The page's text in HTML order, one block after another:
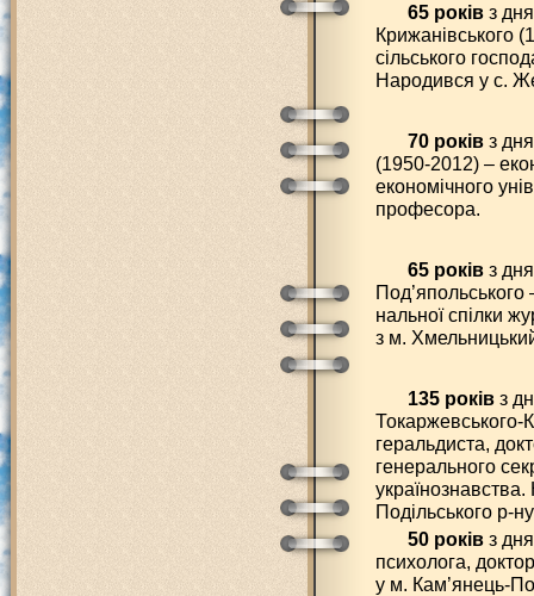
65 роківз
Крижанівського
сільського
Народився у с.
70 роківз
(1950-2012) –
економічного
професора.
65 роківз
Под’япольського
нальної спілки
з м.
135 роківз
Токаржевського-
геральдиста,
генерального
Подільського р-
50 роківз
психолога,
у м. Кам’янець-